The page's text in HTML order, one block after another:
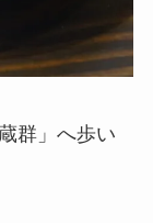
群」へ歩い